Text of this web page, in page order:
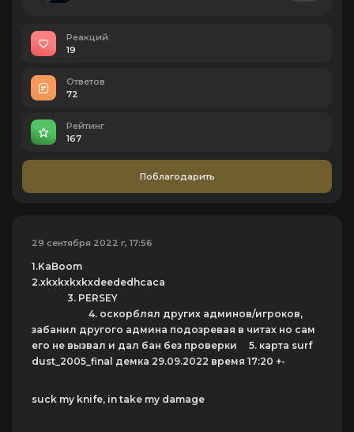
Реакций
19
Ответов
72
Рейтинг
167
Поблагодарить
29 сентября 2022 г, 17:56
1.KaBoom
2.xkxkxkxkxdeededhcaca
3. PERSEY
4. оскорблял других админов/игроков,
забанил другого админа подозревая в читах но сам
его не вызвал и дал бан без проверки 5. карта surf
dust_2005_final демка 29.09.2022 время 17:20 +-
suck my knife, in take my damage